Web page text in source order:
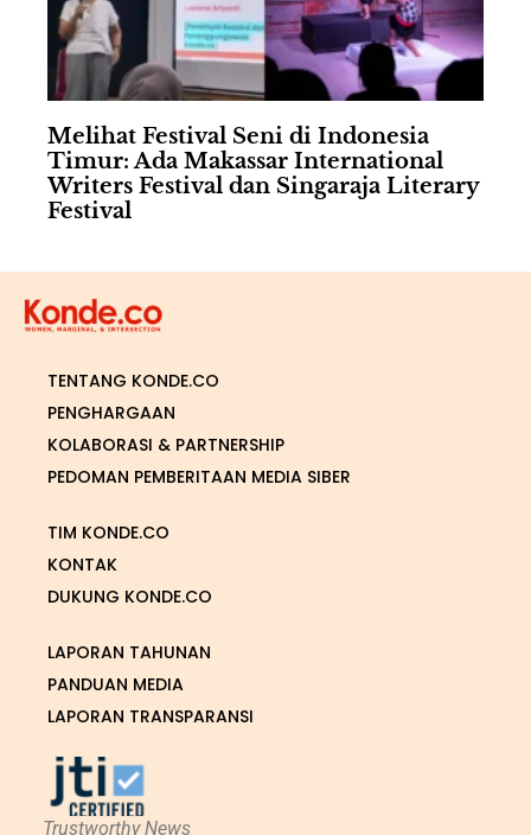
Melihat Festival Seni di Indonesia
Timur: Ada Makassar International
Writers Festival dan Singaraja Literary
Festival
TENTANG KONDE.CO
PENGHARGAAN
KOLABORASI & PARTNERSHIP
PEDOMAN PEMBERITAAN MEDIA SIBER
TIM KONDE.CO
KONTAK
DUKUNG KONDE.CO
LAPORAN TAHUNAN
PANDUAN MEDIA
LAPORAN TRANSPARANSI
Trustworthy News